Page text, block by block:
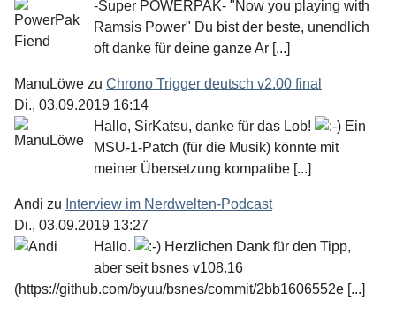
-Super POWERPAK- "Now you playing with
Ramsis Power" Du bist der beste, unendlich
oft danke für deine ganze Ar [...]
ManuLöwe zu Chrono Trigger deutsch v2.00 final
Di., 03.09.2019 16:14
Hallo, SirKatsu, danke für das Lob!
Ein
MSU-1-Patch (für die Musik) könnte mit
meiner Übersetzung kompatibe [...]
Andi zu Interview im Nerdwelten-Podcast
Di., 03.09.2019 13:27
Hallo.
Herzlichen Dank für den Tipp,
aber seit bsnes v108.16
(https://github.com/byuu/bsnes/commit/2bb1606552e [...]